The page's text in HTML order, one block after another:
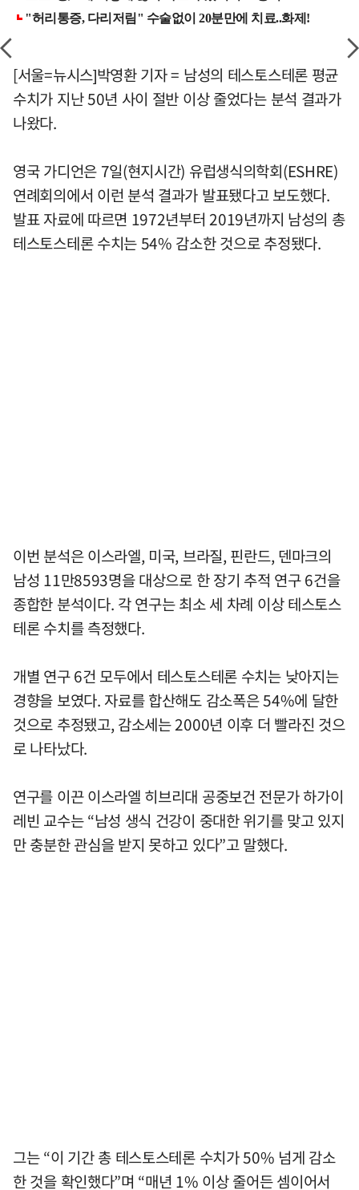
[서울=뉴시스]박영환 기자 = 남성의 테스토스테론 평균
수치가 지난 50년 사이 절반 이상 줄었다는 분석 결과가
나왔다.
영국 가디언은 7일(현지시간) 유럽생식의학회(ESHRE)
연례회의에서 이런 분석 결과가 발표됐다고 보도했다.
발표 자료에 따르면 1972년부터 2019년까지 남성의 총
테스토스테론 수치는 54% 감소한 것으로 추정됐다.
이번 분석은 이스라엘, 미국, 브라질, 핀란드, 덴마크의
남성 11만8593명을 대상으로 한 장기 추적 연구 6건을
종합한 분석이다. 각 연구는 최소 세 차례 이상 테스토스
테론 수치를 측정했다.
개별 연구 6건 모두에서 테스토스테론 수치는 낮아지는
경향을 보였다. 자료를 합산해도 감소폭은 54%에 달한
것으로 추정됐고, 감소세는 2000년 이후 더 빨라진 것으
로 나타났다.
연구를 이끈 이스라엘 히브리대 공중보건 전문가 하가이
레빈 교수는 “남성 생식 건강이 중대한 위기를 맞고 있지
만 충분한 관심을 받지 못하고 있다”고 말했다.
그는 “이 기간 총 테스토스테론 수치가 50% 넘게 감소
한 것을 확인했다”며 “매년 1% 이상 줄어든 셈이어서